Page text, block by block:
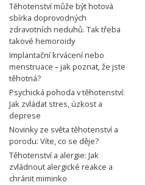
Těhotenství může být hotová
sbírka doprovodných
zdravotních neduhů. Tak třeba
takové hemoroidy
Implantační krvácení nebo
menstruace – jak poznat, že jste
těhotná?
Psychická pohoda v těhotenství:
Jak zvládat stres, úzkost a
deprese
Novinky ze světa těhotenství a
porodu: Víte, co se děje?
Těhotenství a alergie: Jak
zvládnout alergické reakce a
chránit miminko